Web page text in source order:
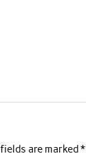
are marked*